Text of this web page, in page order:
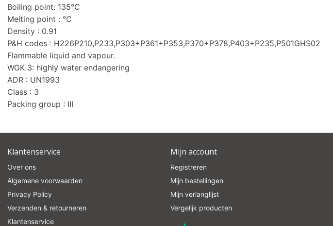
Boiling point: 135°C
Melting point : °C
Density : 0.91
P&H codes : H226P210,P233,P303+P361+P353,P370+P378,P403+P235,P501GHS02
Flammable liquid and vapour.
WGK 3: highly water endangering
ADR : UN1993
Class : 3
Packing group : III
Klantenservice
Over ons
Algemene voorwaarden
Privacy Policy
Verzenden & retourneren
Klantenservice
Mijn account
Registreren
Mijn bestellingen
Mijn verlanglijst
Vergelijk producten